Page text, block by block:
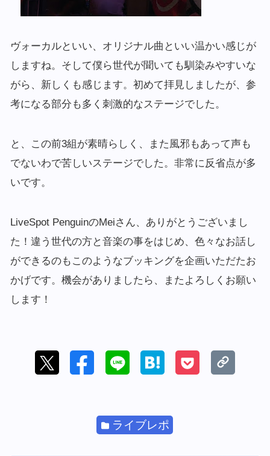
ヴォーカルといい、オリジナル曲といい温かい感じが
しますね。そして僕ら世代が聞いても馴染みやすいな
がら、新しくも感じます。初めて拝見しましたが、参
考になる部分も多く刺激的なステージでした。
と、この前3組が素晴らしく、また風邪もあって声も
でないわで苦しいステージでした。非常に反省点が多
いです。
LiveSpot PenguinのMeiさん、ありがとうございまし
た！違う世代の方と音楽の事をはじめ、色々なお話し
ができるのもこのようなブッキングを企画いただたお
かげです。機会がありましたら、またよろしくお願い
します！
ライブレポ